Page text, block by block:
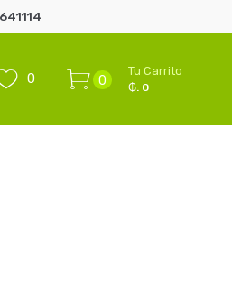
0 0
Tu Carrito
₲. 0